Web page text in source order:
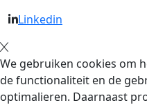
Linkedin
We gebruiken cookies om
de functionaliteit en de
optimalieren. Daarnaast